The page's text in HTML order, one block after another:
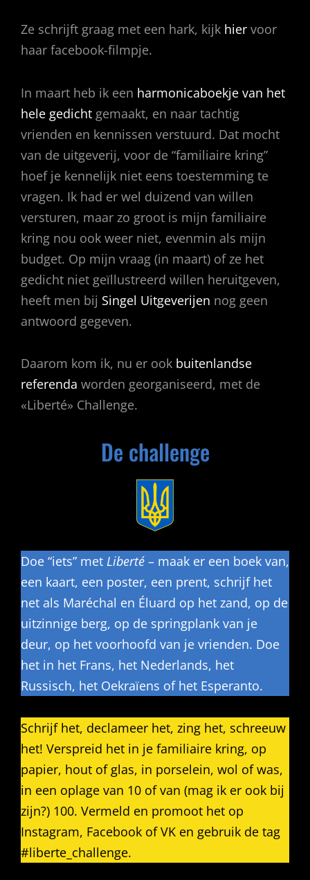
Ze schrijft graag met een hark, kijk hier voor
haar facebook-filmpje.
In maart heb ik een harmonicaboekje van het
hele gedicht gemaakt, en naar tachtig
vrienden en kennissen verstuurd. Dat mocht
van de uitgeverij, voor de “familiaire kring”
hoef je kennelijk niet eens toestemming te
vragen. Ik had er wel duizend van willen
versturen, maar zo groot is mijn familiaire
kring nou ook weer niet, evenmin als mijn
budget. Op mijn vraag (in maart) of ze het
gedicht niet geïllustreerd willen heruitgeven,
heeft men bij Singel Uitgeverijen nog geen
antwoord gegeven.
Daarom kom ik, nu er ook buitenlandse
referenda worden georganiseerd, met de
«Liberté» Challenge.
De challenge
Doe “iets” met Liberté – maak er een boek van,
een kaart, een poster, een prent, schrijf het
net als Maréchal en Éluard op het zand, op de
uitzinnige berg, op de springplank van je
deur, op het voorhoofd van je vrienden. Doe
het in het Frans, het Nederlands, het
Russisch, het Oekraïens of het Esperanto.
Schrijf het, declameer het, zing het, schreeuw
het! Verspreid het in je familiaire kring, op
papier, hout of glas, in porselein, wol of was,
in een oplage van 10 of van (mag ik er ook bij
zijn?) 100. Vermeld en promoot het op
Instagram, Facebook of VK en gebruik de tag
#liberte_challenge.